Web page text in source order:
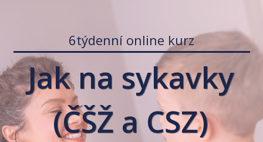
6týdenní online kurz
Jak na sykavky
(ČŠŽ a CSZ)